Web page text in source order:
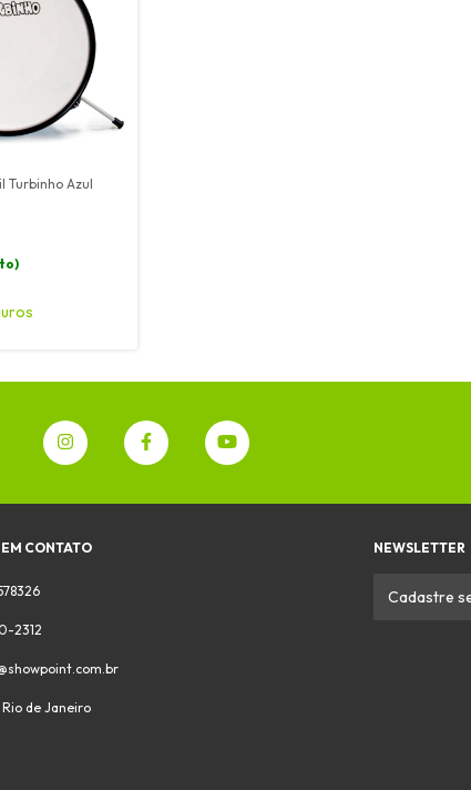
Turbinho Azul
CONTATO
2312
de Janeiro
NEWSLETTER